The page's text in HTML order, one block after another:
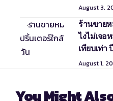
August 3,
ร้านขายห
ไงไม่เจอ
เทียบเท่า
August 1,
You Might